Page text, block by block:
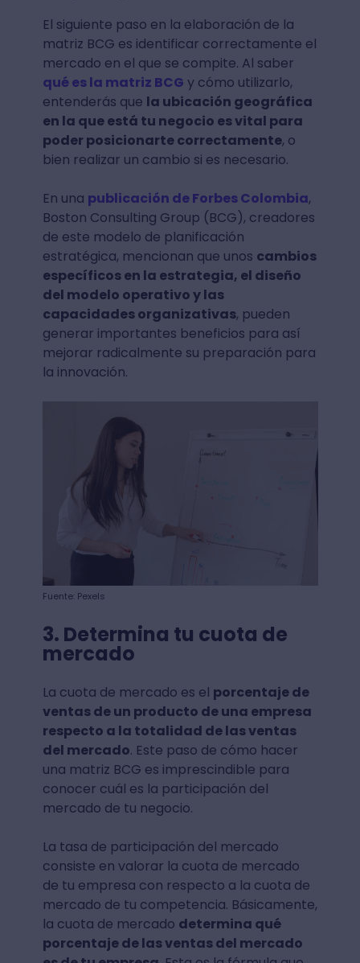
El siguiente paso en la elaboración de la
matriz BCG es identificar correctamente el
mercado en el que se compite. Al saber
qué es la matriz BCG y cómo utilizarlo,
entenderás que la ubicación geográfica
en la que está tu negocio es vital para
poder posicionarte correctamente, o
bien realizar un cambio si es necesario.
En una publicación de Forbes Colombia,
Boston Consulting Group (BCG), creadores
de este modelo de planificación
estratégica, mencionan que unos cambios
específicos en la estrategia, el diseño
del modelo operativo y las
capacidades organizativas, pueden
generar importantes beneficios para así
mejorar radicalmente su preparación para
la innovación.
Fuente: Pexels
3. Determina tu cuota de
mercado
La cuota de mercado es el porcentaje de
ventas de un producto de una empresa
respecto a la totalidad de las ventas
del mercado. Este paso de cómo hacer
una matriz BCG es imprescindible para
conocer cuál es la participación del
mercado de tu negocio.
La tasa de participación del mercado
consiste en valorar la cuota de mercado
de tu empresa con respecto a la cuota de
mercado de tu competencia. Básicamente,
la cuota de mercado determina qué
porcentaje de las ventas del mercado